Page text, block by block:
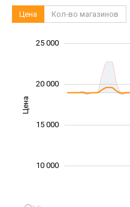
Цена Кол-во магазинов
Цена
10 000
25 000
20 000
15 000